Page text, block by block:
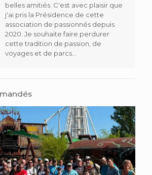
belles amitiés. C'est avec plaisir que
j'ai pris la Présidence de cette
association de passionnés depuis
2020. Je souhaite faire perdurer
cette tradition de passion, de
voyages et de parcs...